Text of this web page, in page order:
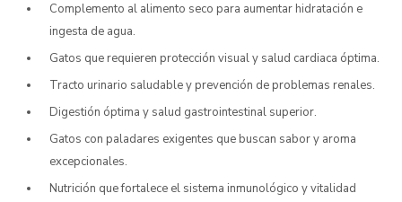
Complemento al alimento seco para aumentar hidratación e
ingesta de agua.
Gatos que requieren protección visual y salud cardiaca óptima.
Tracto urinario saludable y prevención de problemas renales.
Digestión óptima y salud gastrointestinal superior.
Gatos con paladares exigentes que buscan sabor y aroma
excepcionales.
Nutrición que fortalece el sistema inmunológico y vitalidad